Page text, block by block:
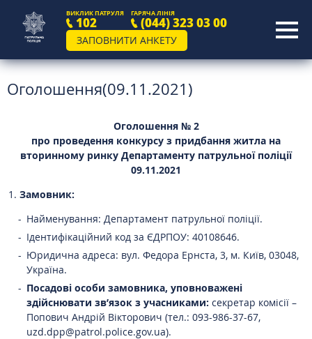
ВИКЛИК ПАТРУЛЯ
102
ГАРЯЧА ЛІНІЯ
(044) 323 03 00
ЗАПОВНИТИ АНКЕТУ
Оголошення(09.11.2021)
Оголошення № 2
про проведення конкурсу з придбання житла на
вторинному ринку Департаменту патрульної поліції
09.11.2021
Замовник:
Найменування: Департамент патрульної поліції.
Ідентифікаційний код за ЄДРПОУ: 40108646.
Юридична адреса: вул. Федора Ернста, 3, м. Київ, 03048,
Україна.
Посадові особи замовника, уповноважені
здійснювати зв’язок з учасниками: секретар комісії –
Попович Андрій Вікторович (тел.: 093-986-37-67,
uzd.dpp@patrol.police.gov.ua).